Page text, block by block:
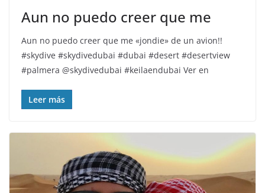
Aun no puedo creer que me
Aun no puedo creer que me «jondie» de un avion!!️️
#skydive #skydivedubai #dubai #desert #desertview
#palmera @skydivedubai #keilaendubai Ver en
Leer más